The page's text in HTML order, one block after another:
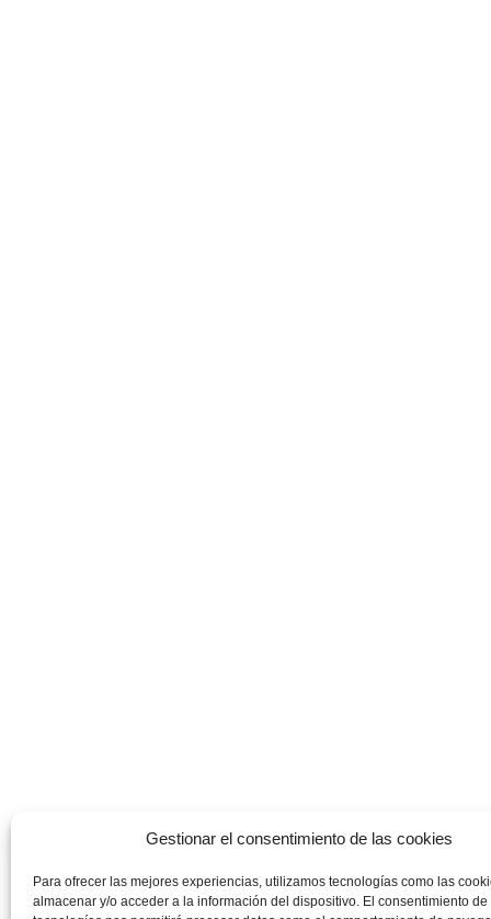
Gestionar el consentimiento de las cookies
Para ofrecer las mejores experiencias, utilizamos tecnologías como las
almacenar y/o acceder a la información del dispositivo. El consentimiento de